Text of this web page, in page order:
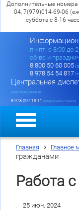
Дополнительные номера
04, 7(979)014-69-06
суббота с 8-16
пн-пт: c 8:00 до
сб-вс и
8 800 50 60 005
8 978 54 54 817
Центральная
круглосуточно
8 978 097 18 11 (аварийная служба)
Главная Главное
гражданами
Работа
25 июн. 2024